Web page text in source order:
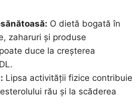
O dietă bogată în
zaharuri și produse
duce la creșterea
Lipsa activității fizice contribuie
rău și la scăderea